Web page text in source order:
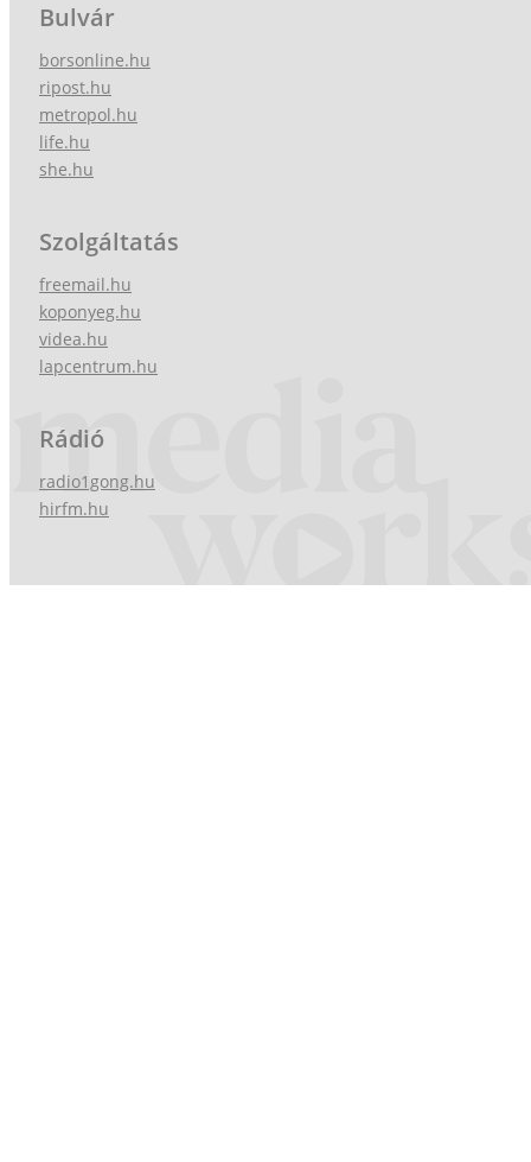
Bulvár
borsonline.hu
ripost.hu
metropol.hu
life.hu
she.hu
Szolgáltatás
freemail.hu
koponyeg.hu
videa.hu
lapcentrum.hu
Rádió
radio1gong.hu
hirfm.hu